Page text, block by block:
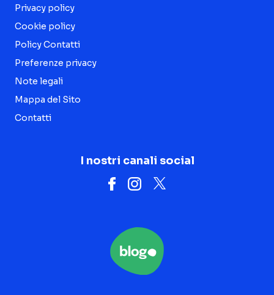
Privacy policy
Cookie policy
Policy Contatti
Preferenze privacy
Note legali
Mappa del Sito
Contatti
I nostri canali social